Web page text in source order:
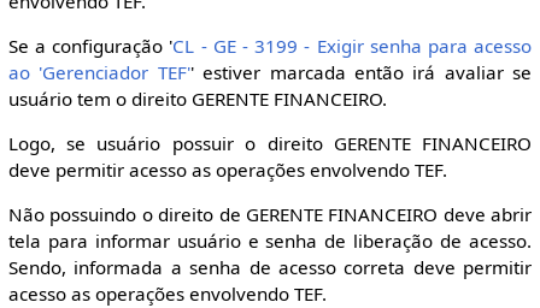
Se a configuração 'CL - GE - 3199 - Exigir senha para acesso
ao 'Gerenciador TEF'' estiver marcada então irá avaliar se
usuário tem o direito GERENTE FINANCEIRO.
Logo, se usuário possuir o direito GERENTE FINANCEIRO
deve permitir acesso as operações envolvendo TEF.
Não possuindo o direito de GERENTE FINANCEIRO deve abrir
tela para informar usuário e senha de liberação de acesso.
Sendo, informada a senha de acesso correta deve permitir
acesso as operações envolvendo TEF.